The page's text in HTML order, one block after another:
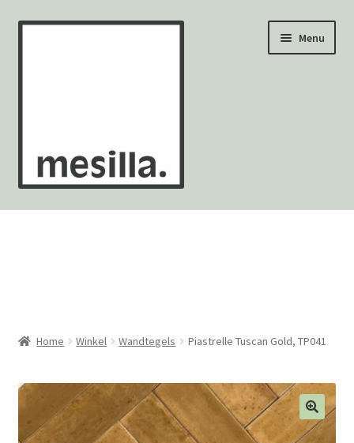
Ga
Ga
Menu
Wandtegels
Mozaïekvellen
Contact
Home Winkel Wandtegels Piastrelle Tuscan Gold, TP041